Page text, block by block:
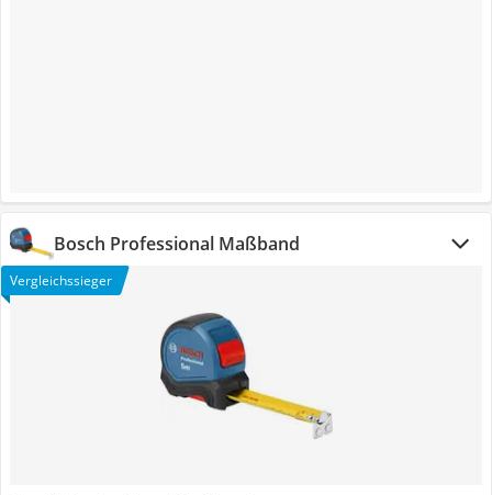
Bosch Professional Maßband
Vergleichssieger